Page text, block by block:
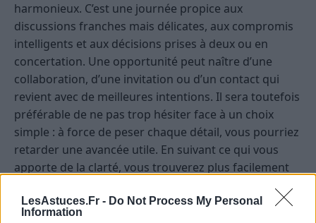
LesAstuces.Fr - Do Not Process My Personal
Information
harmonieux. C’est une journée propice aux
discussions franches mais délicates, aux compromis
intelligents et aux décisions prises à deux ou en
concertation. Une opportunité peut naître d’une
collaboration, d’une invitation ou d’un contact qui
revient avec de meilleures intentions. Il sera toutefois
préférable de ne pas trop hésiter face à un choix
simple : à force de peser chaque détail, vous pourriez
retarder une avancée utile. En suivant ce qui vous
apporte de la clarté, vous trouverez plus facilement
Scorpion— Les influences de ce samedi favorisent